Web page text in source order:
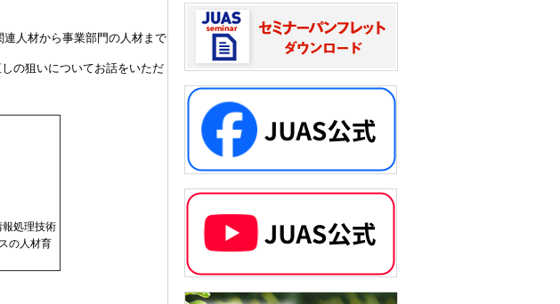
人材から事業部門の人材まで
の狙いについてお話をいただ
処理技術
の人材育